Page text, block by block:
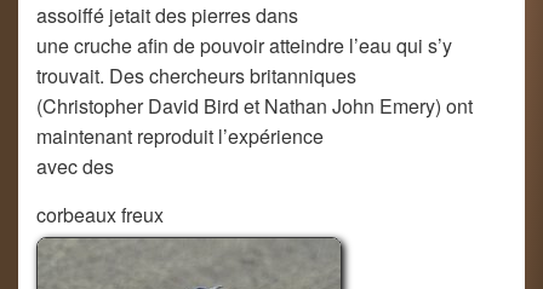
assoiffé jetait des pierres dans
une cruche afin de pouvoir atteindre l’eau qui s’y
trouvait. Des chercheurs britanniques
(Christopher David Bird et Nathan John Emery) ont
maintenant reproduit l’expérience
avec des
corbeaux freux